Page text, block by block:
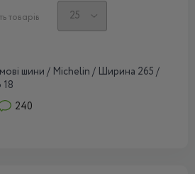
товарів
шини / Michelin / Ширина 265 /
240